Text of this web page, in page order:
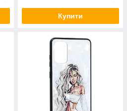
Купити